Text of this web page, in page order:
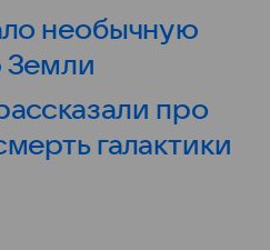
необычную
Земли
про
галактики